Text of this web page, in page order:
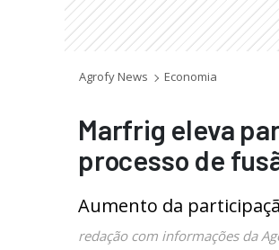
Agrofy News Economia
Marfrig eleva
processo de
Aumento da
redação com informações da